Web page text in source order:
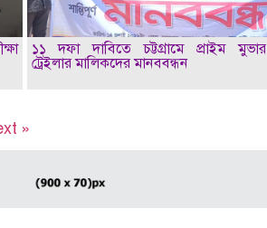
১১ দফা দাবিতে চট্টগ্রামে প্রাইম মুভার
ট্রেইলার মালিকদের মানববন্ধন
»